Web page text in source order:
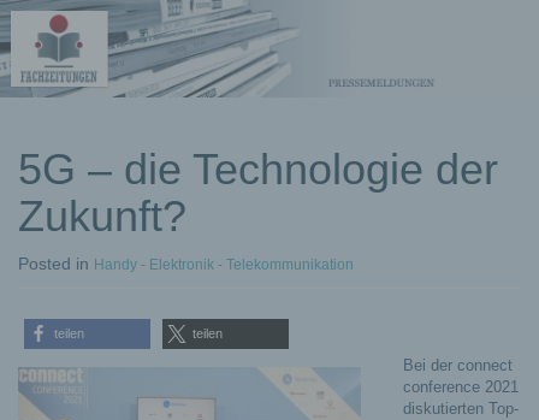
Pressemeldungen
5G – die Technologie der
Zukunft?
Posted in Handy - Elektronik - Telekommunikation
teilen teilen
Bei der connect
conference 2021
diskutierten Top-